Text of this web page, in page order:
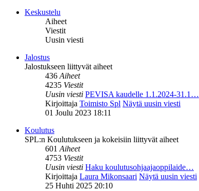
Keskustelu
Aiheet
Viestit
Uusin viesti
Jalostus
Jalostukseen liittyvät aiheet
436Aiheet
4235 Viestit
Uusin viesti PEVISA kaudelle 1.1.2024-31.1…
Kirjoittaja Toimisto Spl Näytä uusin viesti
01 Joulu 2023 18:11
Koulutus
SPL:n Koulutukseen ja kokeisiin liittyvät aiheet
601Aiheet
4753 Viestit
Uusin viesti Haku koulutusohjaajaoppilaide…
Kirjoittaja Laura Mikonsaari Näytä uusin viesti
25 Huhti 2025 20:10